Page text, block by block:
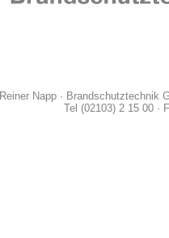
Reiner Napp · Brandschutztechnik
Tel (02103) 2 15 00 ·